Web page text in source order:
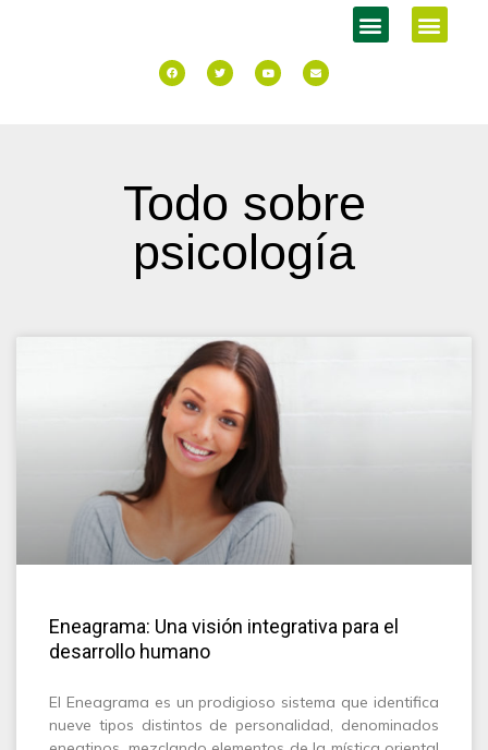
Todo sobre
psicología
Eneagrama: Una visión integrativa para el
desarrollo humano
El Eneagrama es un prodigioso sistema que identifica
nueve tipos distintos de personalidad, denominados